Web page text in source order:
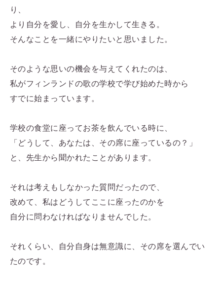
り、
より自分を愛し、自分を生かして生きる。
そんなことを一緒にやりたいと思いました。
そのような思いの機会を与えてくれたのは、
私がフィンランドの歌の学校で学び始めた時から
すでに始まっています。
学校の食堂に座ってお茶を飲んでいる時に、
「どうして、あなたは、その席に座っているの？」
と、先生から聞かれたことがあります。
それは考えもしなかった質問だったので、
改めて、私はどうしてここに座ったのかを
自分に問わなければなりませんでした。
それくらい、自分自身は無意識に、その席を選んでい
たのです。